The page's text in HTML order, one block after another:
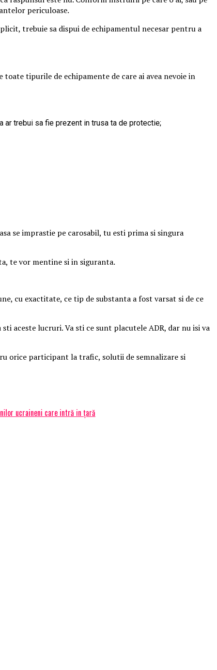
periculoase.
trebuie sa dispui de echipamentul necesar pentru a
tipurile de echipamente de care ai avea nevoie in
ar trebui sa fie prezent in trusa ta de protectie;
se imprastie pe carosabil, tu esti prima si singura
te vor mentine si in siguranta.
cu exactitate, ce tip de substanta a fost varsat si de ce
aceste lucruri. Va sti ce sunt placutele ADR, dar nu isi va
orice participant la trafic, solutii de semnalizare si
ucraineni care intră in țară